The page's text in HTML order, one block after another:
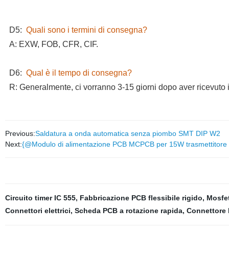
D5: Quali sono i termini di consegna?
A: EXW, FOB, CFR, CIF.
D6: Qual è il tempo di consegna?
R: Generalmente, ci vorranno 3-15 giorni dopo aver ricevuto
Previous:Saldatura a onda automatica senza piombo SMT DIP W2
Next:{@Modulo di alimentazione PCB MCPCB per 15W
Circuito timer IC 555, Fabbricazione PCB flessibile rigido,
Connettori elettrici, Scheda PCB a rotazione rapida, Connettore